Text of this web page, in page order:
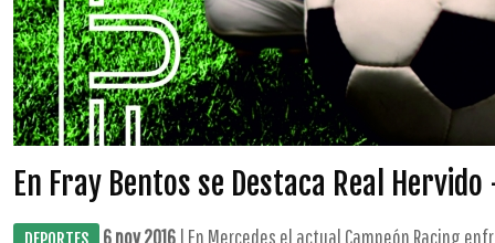
En Fray Bentos se Destaca Real
6 nov 2016 | En Mercedes el actual Campeón Racing